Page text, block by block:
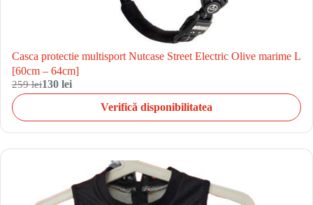
Casca protectie multisport Nutcase Street Electric Olive marime L
[60cm – 64cm]
259 lei130 lei
Verifică disponibilitatea